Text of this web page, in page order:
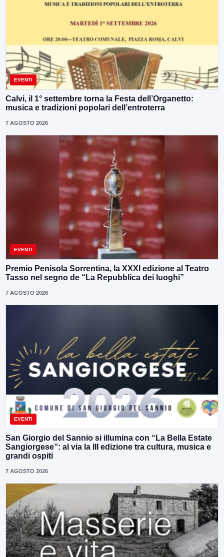
EVENTI
Calvi, il 1° settembre torna la Festa dell’Organetto:
musica e tradizioni popolari dell’entroterra
7 AGOSTO 2026
EVENTI
Premio Penisola Sorrentina, la XXXI edizione al Teatro
Tasso nel segno de “La Repubblica dei luoghi”
7 AGOSTO 2026
EVENTI
San Giorgio del Sannio si illumina con “La Bella Estate
Sangiorgese”: al via la III edizione tra cultura, musica e
grandi ospiti
7 AGOSTO 2026